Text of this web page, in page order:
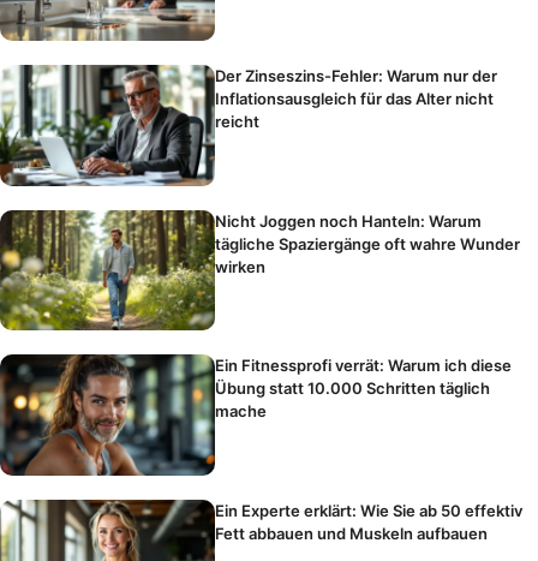
Der Zinseszins-Fehler: Warum nur der
Inflationsausgleich für das Alter nicht
reicht
Nicht Joggen noch Hanteln: Warum
tägliche Spaziergänge oft wahre Wunder
wirken
Ein Fitnessprofi verrät: Warum ich diese
Übung statt 10.000 Schritten täglich
mache
Ein Experte erklärt: Wie Sie ab 50 effektiv
Fett abbauen und Muskeln aufbauen